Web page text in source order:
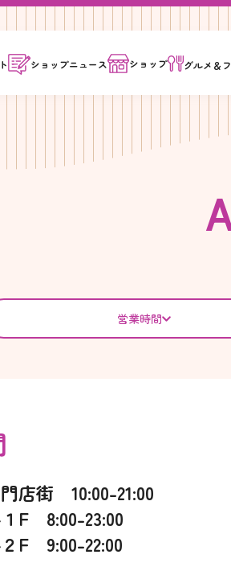
ショップニュース ショップ グルメ＆
営業時間
店街 10:00-21:00
F 8:00-23:00
F 9:00-22:00